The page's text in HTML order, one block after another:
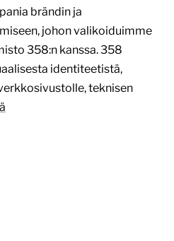
brändin ja
johon valikoiduimme
358:n kanssa. 358
identiteetistä,
teknisen